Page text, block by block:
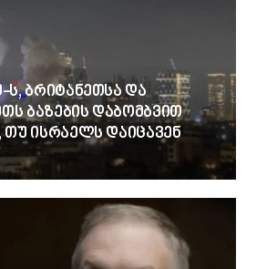
ს, ბრიტანეთსა და
ბაზების დაბომბვით
თუ ისრაელს დაიცავენ